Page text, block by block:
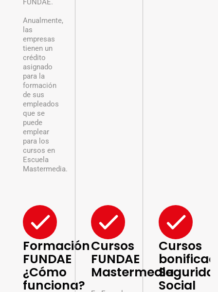
FUNDAE.
Anualmente,
las
empresas
tienen un
crédito
asignado
para la
formación
de sus
empleados
que se
puede
emplear
para los
cursos en
Escuela
Mastermedia.
Formación
FUNDAE
¿Cómo
funciona?
Cursos
FUNDAE
Mastermedia
Cursos
Social